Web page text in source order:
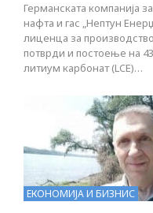
Германската компанија
нафта и гас „Нептун
лиценца за
потврди и постоење на
литиум карбонат (LCE)…
ЕКОНОМИЈА И БИЗНИС